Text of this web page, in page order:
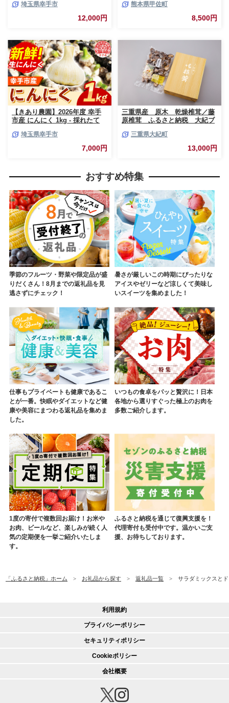
直送 野菜 ベジタブル 美味しい
おいしい 緑黄色野菜 大容量 国
産 おすすめ 送料無料 埼玉県 幸
埼玉県幸手市
12,000円
れ 国産 熊本県産 お任せ 何が入
っているかはお楽しみ 7種類前
後 おすすめ 熊本県 甲佐町【価
熊本県甲佐町
8,500円
【きあり農園】2026年度 幸手
市産 にんにく 1kg - 採れたて
野菜 ベジタブル 美味しい おい
しい 根菜 スタミナ 大蒜 生にん
にく 国産 おすすめ 送料無料 埼
埼玉県幸手市
7,000円
三重県産 原木 乾燥椎茸／藤
原椎茸 ふるさと納税 大紀ブ
ノコ きのこ 三重県 大紀町
三重県大紀町
13,000円
おすすめ特集
季節のフルーツ・野菜や限定品が盛
りだくさん！8月までの返礼品を見
逃さずにチェック！
暑さが厳しいこの時期にぴったりな
アイスやゼリーなど涼しくて美味し
いスイーツを集めました！
仕事もプライベートも健康であるこ
とが一番。快眠やダイエットなど健
康や美容にまつわる返礼品を集めま
した。
いつもの食卓をパッと贅沢に！日本
各地から選りすぐった極上のお肉を
多数ご紹介します。
1度の寄付で複数回お届け！お米や
お肉、ビールなど、楽しみが続く人
気の定期便を一挙ご紹介いたしま
す。
ふるさと納税を通じて復興支援を！
代理寄付も受付中です。温かいご支
援、お待ちしております。
「ふるさと納税」ホーム お礼品から探す 返礼品一覧 サラダミックスと
利用規約
プライバシーポリシー
セキュリティポリシー
Cookieポリシー
会社概要